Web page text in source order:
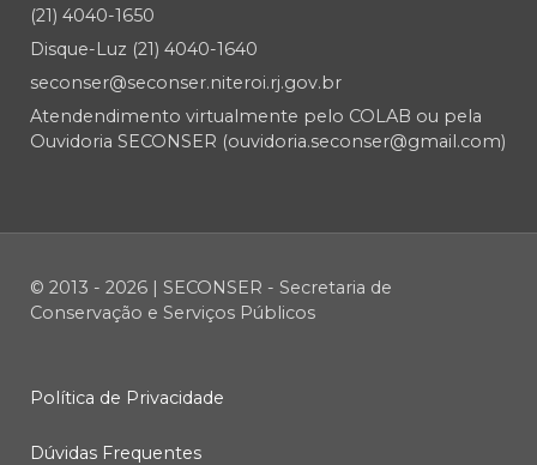
(21) 4040-1650
Disque-Luz (21) 4040-1640
seconser@seconser.niteroi.rj.gov.br
Atendendimento virtualmente pelo COLAB ou pela
Ouvidoria SECONSER (ouvidoria.seconser@gmail.com)
© 2013 - 2026 | SECONSER - Secretaria de
Conservação e Serviços Públicos
Política de Privacidade
Dúvidas Frequentes